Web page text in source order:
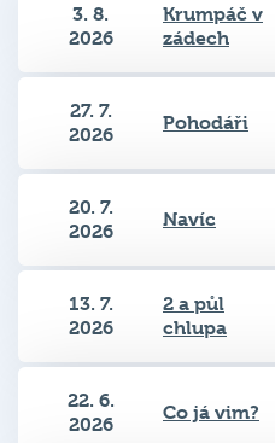
3. 8.
2026
Krumpáč v
zádech
27. 7.
2026
Pohodáři
20. 7.
2026
Navíc
13. 7.
2026
2 a půl
chlupa
22. 6.
2026
Co já vim?